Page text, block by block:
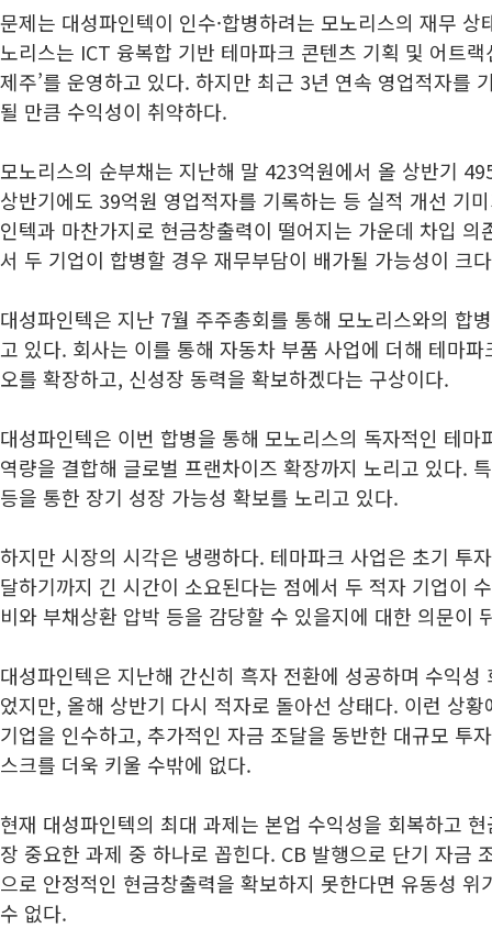
문제는 대성파인텍이 인수·합병하려는 모노리스의 재무
노리스는 ICT 융복합 기반 테마파크 콘텐츠 기획 및 어트
제주’를 운영하고 있다. 하지만 최근 3년 연속 영업적자를
될 만큼 수익성이 취약하다.
모노리스의 순부채는 지난해 말 423억원에서 올 상반기
상반기에도 39억원 영업적자를 기록하는 등 실적 개선 기
인텍과 마찬가지로 현금창출력이 떨어지는 가운데 차입 의
서 두 기업이 합병할 경우 재무부담이 배가될 가능성이 크
대성파인텍은 지난 7월 주주총회를 통해 모노리스와의 합
고 있다. 회사는 이를 통해 자동차 부품 사업에 더해 테마
오를 확장하고, 신성장 동력을 확보하겠다는 구상이다.
대성파인텍은 이번 합병을 통해 모노리스의 독자적인 테마
역량을 결합해 글로벌 프랜차이즈 확장까지 노리고 있다.
등을 통한 장기 성장 가능성 확보를 노리고 있다.
하지만 시장의 시각은 냉랭하다. 테마파크 사업은 초기 투
달하기까지 긴 시간이 소요된다는 점에서 두 적자 기업이
비와 부채상환 압박 등을 감당할 수 있을지에 대한 의문이
대성파인텍은 지난해 간신히 흑자 전환에 성공하며 수익성
었지만, 올해 상반기 다시 적자로 돌아선 상태다. 이런 상
기업을 인수하고, 추가적인 자금 조달을 동반한 대규모 투
스크를 더욱 키울 수밖에 없다.
현재 대성파인텍의 최대 과제는 본업 수익성을 회복하고
장 중요한 과제 중 하나로 꼽힌다. CB 발행으로 단기 자금
으로 안정적인 현금창출력을 확보하지 못한다면 유동성 위
수 없다.